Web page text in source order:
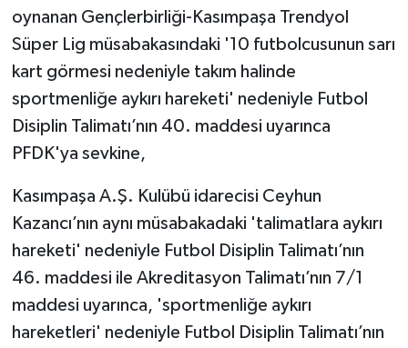
oynanan Gençlerbirliği-Kasımpaşa Trendyol
Süper Lig müsabakasındaki '10 futbolcusunun sarı
kart görmesi nedeniyle takım halinde
sportmenliğe aykırı hareketi' nedeniyle Futbol
Disiplin Talimatı’nın 40. maddesi uyarınca
PFDK'ya sevkine,
Kasımpaşa A.Ş. Kulübü idarecisi Ceyhun
Kazancı’nın aynı müsabakadaki 'talimatlara aykırı
hareketi' nedeniyle Futbol Disiplin Talimatı’nın
46. maddesi ile Akreditasyon Talimatı’nın 7/1
maddesi uyarınca, 'sportmenliğe aykırı
hareketleri' nedeniyle Futbol Disiplin Talimatı’nın